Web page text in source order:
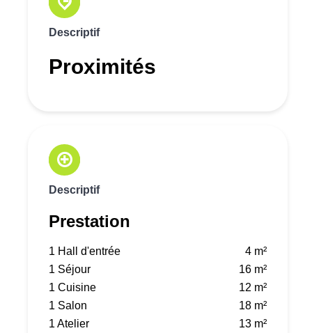
Descriptif
Proximités
Descriptif
Prestation
1 Hall d'entrée
4 m²
1 Séjour
16 m²
1 Cuisine
12 m²
1 Salon
18 m²
1 Atelier
13 m²